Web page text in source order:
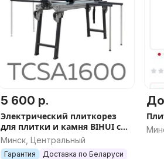
5 600 р.
Электрический плиткорез
для плитки и камня BIHUI с
автоматикой, мощность
3кВт, 12000обмин 1200, 1600
Минск, Центральный
Гарантия Доставка по Беларуси